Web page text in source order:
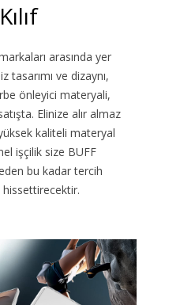
Kılıf
arasında yer
tasarımı ve dizaynı,
önleyici materyali,
Elinize alır almaz
kaliteli materyal
işçilik size BUFF
bu kadar tercih
hissettirecektir.